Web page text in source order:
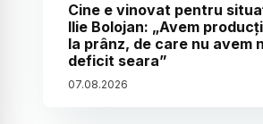
Cine e vinovat pentru
Ilie Bolojan: „Avem
la prânz, de care nu avem
deficit seara”
07.08.2026